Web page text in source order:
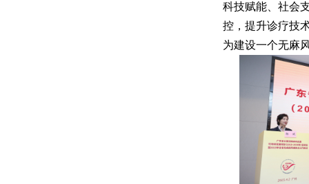
科技赋能、社会
控，提升诊疗技
为建设一个无麻